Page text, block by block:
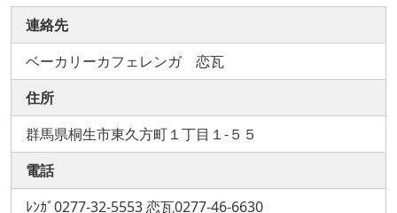
連絡先
ベーカリーカフェレンガ 恋瓦
住所
群馬県桐生市東久方町１丁目１-５５
電話
ﾚﾝｶﾞ0277-32-5553 恋瓦0277-46-6630